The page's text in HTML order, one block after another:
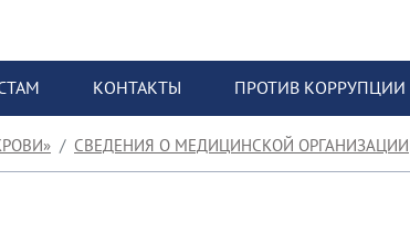
КОНТАКТЫ ПРОТИВ КОРРУПЦИИ
СВЕДЕНИЯ О МЕДИЦИНСКОЙ ОРГАНИЗАЦИИ